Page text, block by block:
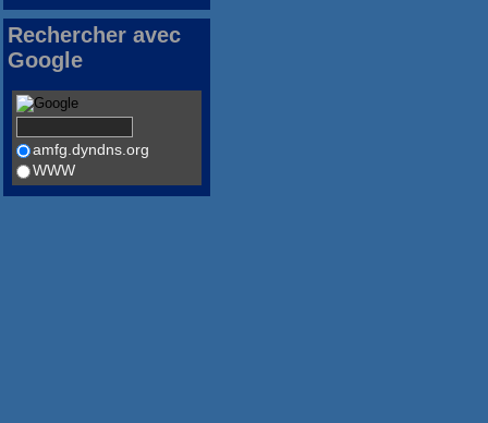
Rechercher avec
Google
amfg.dyndns.org
WWW